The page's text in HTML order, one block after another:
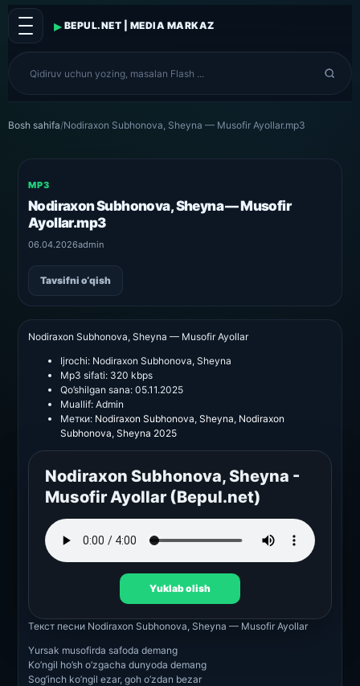
▸ BEPUL.NET | MEDIA MARKAZ
Bosh sahifa/Nodiraxon Subhonova, Sheyna — Musofir Ayollar.mp3
MP3
Nodiraxon Subhonova, Sheyna — Musofir
Ayollar.mp3
06.04.2026admin
Tavsifni o‘qish
Nodiraxon Subhonova, Sheyna — Musofir Ayollar
Ijrochi: Nodiraxon Subhonova, Sheyna
Mp3 sifati: 320 kbps
Qo’shilgan sana: 05.11.2025
Muallif: Admin
Метки: Nodiraxon Subhonova, Sheyna, Nodiraxon
Subhonova, Sheyna 2025
Nodiraxon Subhonova, Sheyna -
Musofir Ayollar (Bepul.net)
Yuklab olish
Текст песни Nodiraxon Subhonova, Sheyna — Musofir Ayollar
Yursak musofirda safoda demang
Ko’ngil ho’sh o’zgacha dunyoda demang
Sog’inch ko’ngil ezar, goh o’zdan bezar